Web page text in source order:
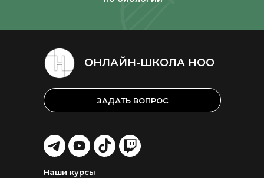
ОНЛАЙН-ШКОЛА НОО
LET'S
GO!
LET'S
GO!
LET'S
GO!
LET'S
GO!
Наши курсы
ЗАДАТЬ ВОПРОС